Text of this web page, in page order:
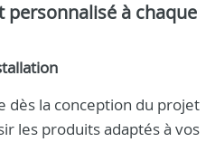
à chaque
dès la conception du projet
les produits adaptés à vos